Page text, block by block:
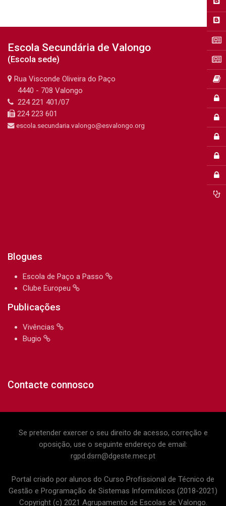
Última alteração: segunda-feira, 15 de janeiro de 2024 às 15:33
Anterior
Clube de Proteção Civil
Documentos
Escola Secundária de Valongo
(Escola sede)
Rua Visconde Oliveira do Paço
4440 - 708 Valongo
224 221 401/07
224 223 601
escola.secundaria.valongo@esvalongo.org
Blogues
Escola de Paço a Passo
Clube Europeu
Publicações
Vivências
Bugio
Contacte connosco
Se pretender exercer o seu direito de acesso, correção e
oposição, use o seguinte endereço de email:
rgpd.dsrn@dgeste.mec.pt
Portal criado por alunos do Curso Profissional de Técnico de
Gestão e Programação de Sistemas Informáticos (2018-2021)
Copyright (c) 2021 Agrupamento de Escolas de Valongo.